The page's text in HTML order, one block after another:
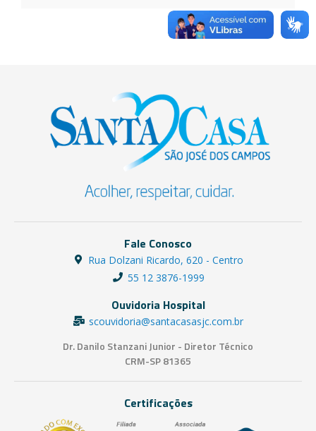
Fale Conosco
Rua Dolzani Ricardo, 620 - Centro
55 12 3876-1999
Ouvidoria Hospital
scouvidoria@santacasasjc.com.br
Dr. Danilo Stanzani Junior - Diretor Técnico
CRM-SP 81365
Certificações